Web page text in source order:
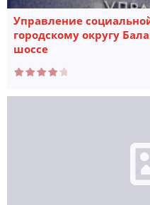
Управление
городскому округу
шоссе